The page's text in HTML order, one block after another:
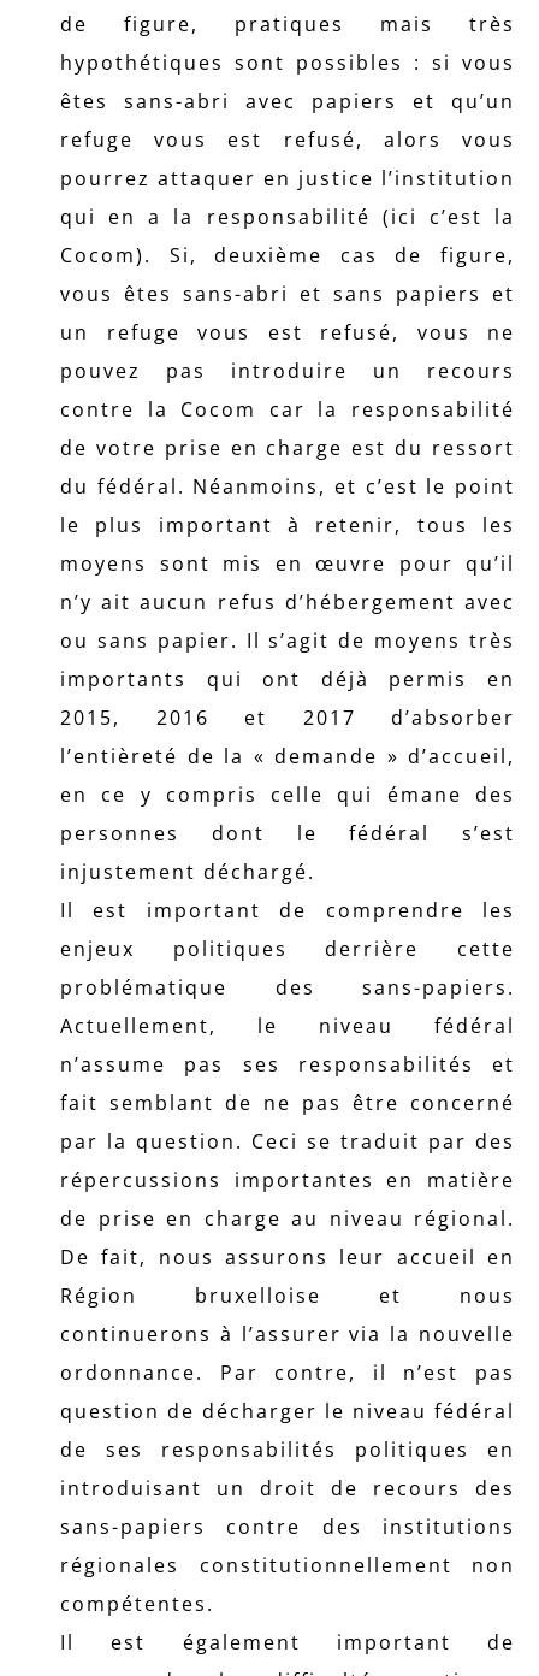
de figure, pratiques mais très
hypothétiques sont possibles : si vous
êtes sans-abri avec papiers et qu’un
refuge vous est refusé, alors vous
pourrez attaquer en justice l’institution
qui en a la responsabilité (ici c’est la
Cocom). Si, deuxième cas de figure,
vous êtes sans-abri et sans papiers et
un refuge vous est refusé, vous ne
pouvez pas introduire un recours
contre la Cocom car la responsabilité
de votre prise en charge est du ressort
du fédéral. Néanmoins, et c’est le point
le plus important à retenir, tous les
moyens sont mis en œuvre pour qu’il
n’y ait aucun refus d’hébergement avec
ou sans papier. Il s’agit de moyens très
importants qui ont déjà permis en
2015, 2016 et 2017 d’absorber
l’entièreté de la « demande » d’accueil,
en ce y compris celle qui émane des
personnes dont le fédéral s’est
injustement déchargé.
Il est important de comprendre les
enjeux politiques derrière cette
problématique des sans-papiers.
Actuellement, le niveau fédéral
n’assume pas ses responsabilités et
fait semblant de ne pas être concerné
par la question. Ceci se traduit par des
répercussions importantes en matière
de prise en charge au niveau régional.
De fait, nous assurons leur accueil en
Région bruxelloise et nous
continuerons à l’assurer via la nouvelle
ordonnance. Par contre, il n’est pas
question de décharger le niveau fédéral
de ses responsabilités politiques en
introduisant un droit de recours des
sans-papiers contre des institutions
régionales constitutionnellement non
compétentes.
Il est également important de